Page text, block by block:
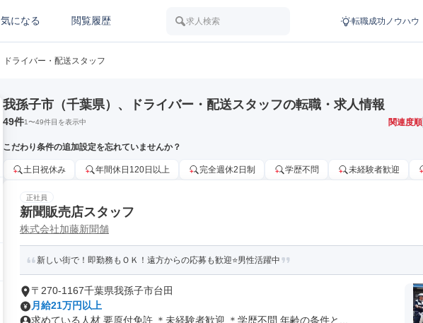
気になる 閲覧履歴 求人検索 転職成功ノウハウ
ドライバー・配送スタッフ
我孫子市（千葉県）、ドライバー・配送スタッフの転職・求人情報
49件1〜49件目を表示中 関連度順
こだわり条件の追加設定を忘れていませんか？
土日祝休み 年間休日120日以上 完全週休2日制 学歴不問 未経験者歓迎
正社員
新聞販売店スタッフ
株式会社加藤新聞舗
新しい街で！即勤務もＯＫ！遠方からの応募も歓迎⭐男性活躍中
〒270-1167千葉県我孫子市台田
月給21万円以上
求めている人材 要原付免許 ＊未経験者歓迎 ＊学歴不問 年齢の条件と...